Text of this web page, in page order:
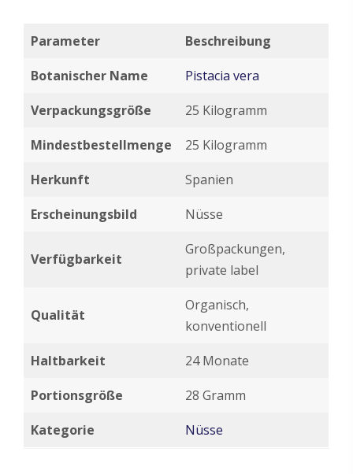
Parameter
Beschreibung
Botanischer Name
Pistacia vera
Verpackungsgröße
25 Kilogramm
Mindestbestellmenge
25 Kilogramm
Herkunft
Spanien
Erscheinungsbild
Nüsse
Verfügbarkeit
Großpackungen,
private label
Qualität
Organisch,
konventionell
Haltbarkeit
24 Monate
Portionsgröße
28 Gramm
Kategorie
Nüsse